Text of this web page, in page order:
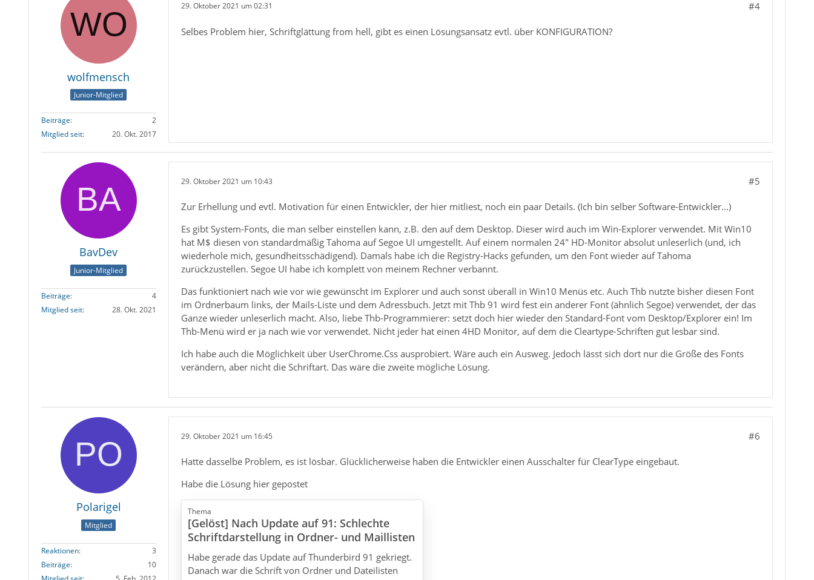
wolfmensch
Junior-Mitglied
Beiträge
2
Mitglied seit
20. Okt. 2017
29. Oktober 2021 um 02:31 #4
Selbes Problem hier, Schriftglättung from hell, gibt es einen Lösungsansatz evtl. über KONFIGURATION?
BavDev
Junior-Mitglied
Beiträge
4
Mitglied seit
28. Okt. 2021
29. Oktober 2021 um 10:43 #5
Zur Erhellung und evtl. Motivation für einen Entwickler, der hier mitliest, noch ein paar Details. (Ich bin selber Software-Entwickler...)
Es gibt System-Fonts, die man selber einstellen kann, z.B. den auf dem Desktop. Dieser wird auch im Win-Explorer verwendet. Mit Win10
hat M$ diesen von standardmäßig Tahoma auf Segoe UI umgestellt. Auf einem normalen 24" HD-Monitor absolut unleserlich (und, ich
wiederhole mich, gesundheitsschädigend). Damals habe ich die Registry-Hacks gefunden, um den Font wieder auf Tahoma
zurückzustellen. Segoe UI habe ich komplett von meinem Rechner verbannt.
Das funktioniert nach wie vor wie gewünscht im Explorer und auch sonst überall in Win10 Menüs etc. Auch Thb nutzte bisher diesen Font
im Ordnerbaum links, der Mails-Liste und dem Adressbuch. Jetzt mit Thb 91 wird fest ein anderer Font (ähnlich Segoe) verwendet, der das
Ganze wieder unleserlich macht. Also, liebe Thb-Programmierer: setzt doch hier wieder den Standard-Font vom Desktop/Explorer ein! Im
Thb-Menü wird er ja nach wie vor verwendet. Nicht jeder hat einen 4HD Monitor, auf dem die Cleartype-Schriften gut lesbar sind.
Ich habe auch die Möglichkeit über UserChrome.Css ausprobiert. Wäre auch ein Ausweg. Jedoch lässt sich dort nur die Größe des Fonts
verändern, aber nicht die Schriftart. Das wäre die zweite mögliche Lösung.
Polarigel
Mitglied
Reaktionen
3
Beiträge
10
29. Oktober 2021 um 16:45 #6
Hatte dasselbe Problem, es ist lösbar. Glücklicherweise haben die Entwickler einen Ausschalter für ClearType eingebaut.
Habe die Lösung hier gepostet
Thema
[Gelöst] Nach Update auf 91: Schlechte
Schriftdarstellung in Ordner- und Maillisten
Habe gerade das Update auf Thunderbird 91 gekriegt.
Danach war die Schrift von Ordner und Dateilisten